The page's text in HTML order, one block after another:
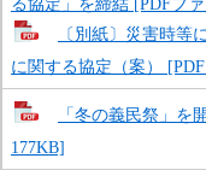
る協定」を締結 [PDFフ
〔別紙〕災害時等
に関する協定（案）
「冬の義民祭」を
177KB]